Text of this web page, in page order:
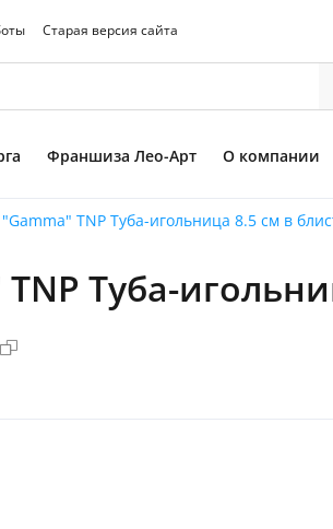
Старая версия сайта
Франшиза Лео-Арт О компании
"Gamma" TNP Туба-игольница 8.5 см в
Туба-